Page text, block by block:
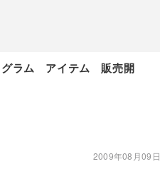
グラム アイテム 販売開
2009年08月09日